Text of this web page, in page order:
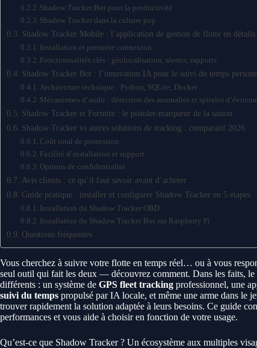
Shadow Tracker Bot pour la productivité
Shadow Tracker dans la culture pop
Shadow Tracker Mobile : l’application de gestion de flotte en détails
Installation et première connexion
Fonctionnalités clés : géolocalisation, alertes, rapports
Shadow Tracker Bot : l’innovation IA pour le suivi du temps
Architecture technique : Python, SQLite, Docker
Mécanismes d’audit : détection des anomalies et spirales
Shadow Tracker et Fortnite : le pistolet-marqueur de la saison
Shadow Tracker vs autres solutions de tracking : comparatif 2026
Coût total de possession
Facilité d’installation et support
Options de confidentialité
Avis clients : ce qu’il faut savoir avant d’acheter
Guide pratique : installer et configurer Shadow Tracker en 5 étapes
Installation du Shadow Tracker OBD
Installation du Shadow Tracker Bot sur Raspberry Pi
Questions fréquentes
Vous cherchez à suivre votre flotte en temps réel… ou à vous
seul outil qui fait les deux — découvrez comment. Dans les faits,
différents : un système de GPS fleet tracking professionnel, une
suivi du temps propulsé par IA locale, et même une arme dans le
trouver rapidement la solution adaptée à leurs besoins. Ce guide
performances et vous aide à choisir en fonction de votre usage.
Qu’est-ce que Shadow Tracker ? Un écosystème aux multiples